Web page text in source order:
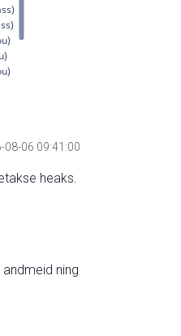
06 09:41:00
heaks.
ning